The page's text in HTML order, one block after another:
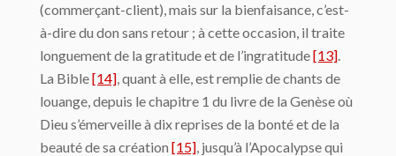
(commerçant-client), mais sur la bienfaisance, c’est-
à-dire du don sans retour ; à cette occasion, il traite
longuement de la gratitude et de l’ingratitude[13]
La Bible[14] , quant à elle, est remplie de chants de
louange, depuis le chapitre 1 du livre de la Genèse où
Dieu s’émerveille à dix reprises de la bonté et de la
beauté de sa création [15] , jusqu’à l’Apocalypse qui